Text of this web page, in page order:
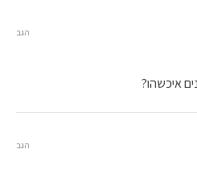
איכשהו?
הגב
הגב